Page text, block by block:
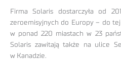
Firma Solaris dostarczyła od
zeroemisyjnych do Europy – do
w ponad 220 miastach w 23
Solaris zawitają także na ulice
w Kanadzie.